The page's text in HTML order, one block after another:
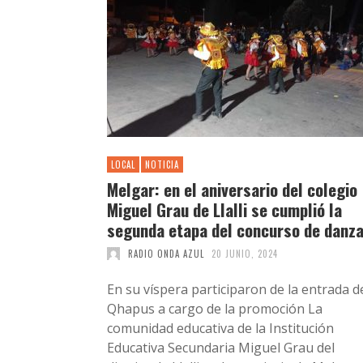
LOCAL NOTICIA
Melgar: en el aniversario del colegio
Miguel Grau de Llalli se cumplió la
segunda etapa del concurso de
RADIO ONDA AZUL 20 JUNIO, 2024
En su víspera participaron de la entrada
Qhapus a cargo de la promoción La
comunidad educativa de la Institución
Educativa Secundaria Miguel Grau del